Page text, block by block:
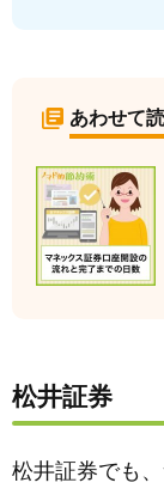
あわせて
松井証券
松井証券でも